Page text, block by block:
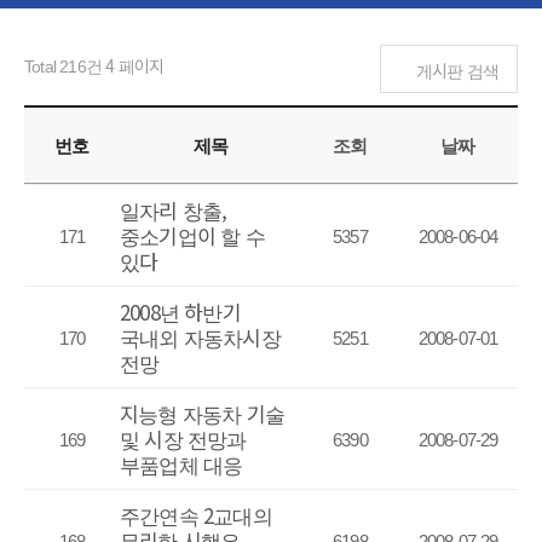
Total 216건 4 페이지 게시판 검색
번호 제목 조회 날짜
171
일자리 창출,
중소기업이 할 수
있다
5357 2008-06-04
170
2008년 하반기
국내외 자동차시장
전망
5251 2008-07-01
169
지능형 자동차 기술
및 시장 전망과
부품업체 대응
6390 2008-07-29
주간연속 2교대의